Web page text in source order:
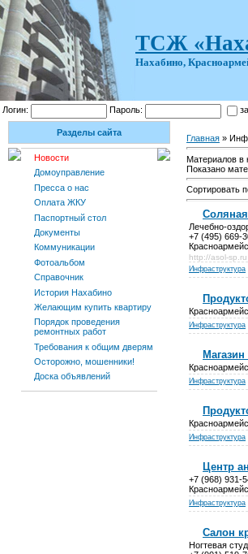
ТСЖ
Нахабино,
Логин: Пароль:
Разделы сайта
Новости
Домоуправление
Пресса о нас
Оплата ЖКУ
Паспортный стол
Документы
Коммуникации
Фотоальбом
Справочник
История Нахабино
Желающим купить квартиру
Порядок проведения
ремонтных работ
Требования к общим дверям
Осторожно, мошенники!
Доска объявлений
Главная »
Материалов в
Показано
Сортировать
Лечебно-
+7 (495) 669-
http://asol-sp.ru
Инфраструктура
Инфраструктура
Инфраструктура
Инфраструктура
Центр
+7 (968) 931-
Инфраструктура
Салон
Ногтевая